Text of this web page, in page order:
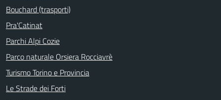
Bouchard (trasporti)
Pra'Catinat
Parchi Alpi Cozie
Parco naturale Orsiera Rocciavrè
Turismo Torino e Provincia
Le Strade dei Forti